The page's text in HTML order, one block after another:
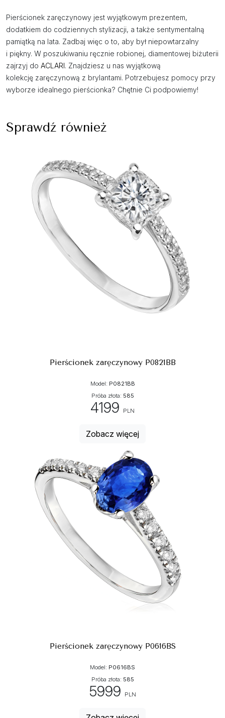
Pierścionek zaręczynowy jest wyjątkowym prezentem,
dodatkiem do codziennych stylizacji, a także sentymentalną
pamiątką na lata. Zadbaj więc o to, aby był niepowtarzalny
i piękny. W poszukiwaniu ręcznie robionej, diamentowej biżuterii
zajrzyj do ACLARI. Znajdziesz u nas wyjątkową
kolekcję zaręczynową z brylantami. Potrzebujesz pomocy przy
wyborze idealnego pierścionka? Chętnie Ci podpowiemy!
Sprawdź również
Pierścionek zaręczynowy P0821BB
Model: P0821BB
Próba złota: 585
4199 PLN
Zobacz więcej
Pierścionek zaręczynowy P0616BS
Model: P0616BS
Próba złota: 585
5999 PLN